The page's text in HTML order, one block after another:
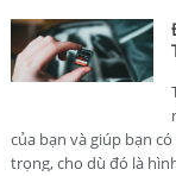
của bạn và giúp bạn
trọng, cho dù đó là